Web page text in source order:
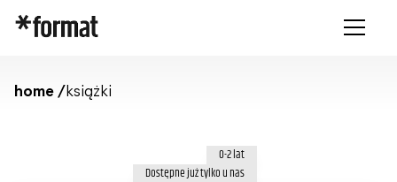
home /książki
0-2 lat
Dostępne już tylko u nas